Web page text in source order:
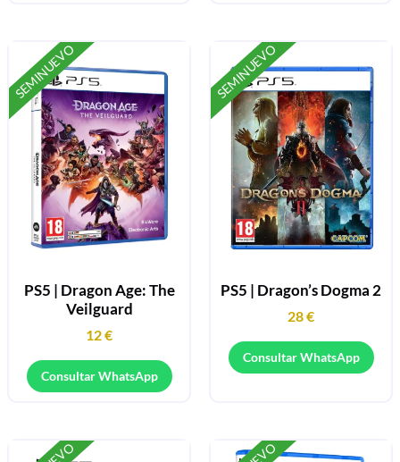
SEMINUEVO
PS5 | Dragon Age: The
Veilguard
12€
Consultar WhatsApp
SEMINUEVO
PS5 | Dragon’s Dogma 2
28€
Consultar WhatsApp